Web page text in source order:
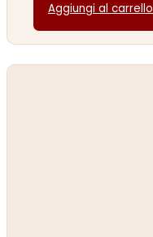
Aggiungi al carrello